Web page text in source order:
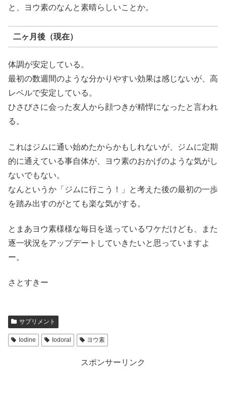
と、ヨウ素のなんと素晴らしいことか。
二ヶ月後（現在）
体調が安定している。
最初の数週間のような分かりやすい効果は感じないが、高
レベルで安定している。
ひさびさに会った友人から顔つきが精悍になったと言われ
る。
これはジムに通い始めたからかもしれないが、ジムに定期
的に通えている事自体が、ヨウ素のおかげのような気がし
ないでもない。
なんというか「ジムに行こう！」と考えた後の最初の一歩
を踏み出すのがとても楽な気がする。
とまあヨウ素様様な毎日を送っているワケだけども、また
逐一状況をアップデートしていきたいと思っていますよ
ー。
さとすきー
サプリメント
Iodine Iodoral ヨウ素
スポンサーリンク